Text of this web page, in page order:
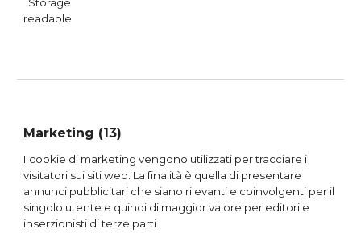
readable
Marketing (13)
I cookie di marketing vengono utilizzati per tracciare i
visitatori sui siti web. La finalità è quella di presentare
annunci pubblicitari che siano rilevanti e coinvolgenti per il
singolo utente e quindi di maggior valore per editori e
inserzionisti di terze parti.